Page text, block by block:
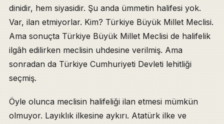
dinidir, hem siyasidir. Şu anda ümmetin halifesi yok.
Var, ilan etmiyorlar. Kim? Türkiye Büyük Millet Meclisi.
Ama sonuçta Türkiye Büyük Millet Meclisi de halifelik
ilgâh edilirken meclisin uhdesine verilmiş. Ama
sonradan da Türkiye Cumhuriyeti Devleti lehitliği
seçmiş.
Öyle olunca meclisin halifeliği ilan etmesi mümkün
olmuyor. Layıklık ilkesine aykırı. Atatürk ilke ve